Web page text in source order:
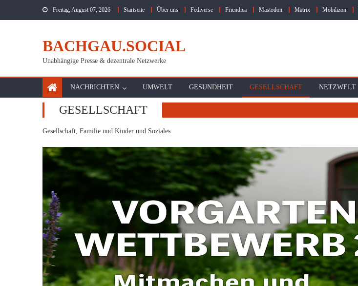
Freitag, August 07, 2026 Startseite Über uns Fediverse Friendica Mastodon Matrix Mobilizon
BACHGAU.SOCIAL
Unabhängige Presse & dezentrale Netzwerke
NACHRICHTEN UMWELT GESUNDHEIT GESELLSCHAFT NETZWELT
GESELLSCHAFT
Gesellschaft, Familie und Kinder und Soziales